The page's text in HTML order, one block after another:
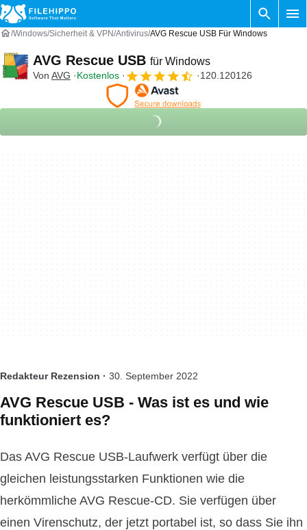
Windows Sicherheit & VPN Antivirus AVG Rescue USB Für Windows
AVG Rescue USB für Windows
Von AVG Kostenlos 120.120126
Redakteur Rezension · 30. September 2022
AVG Rescue USB - Was ist es und wie
funktioniert es?
Das AVG Rescue USB-Laufwerk verfügt über die
gleichen leistungsstarken Funktionen wie die
herkömmliche AVG Rescue-CD. Sie verfügen über
einen Virenschutz, der jetzt portabel ist, so dass Sie ihn